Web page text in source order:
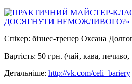
Спікер: бізнес-тренер Оксана
Вартість: 50 грн. (чай, кава,
Детальніше: http://vk.com/celi_bariery